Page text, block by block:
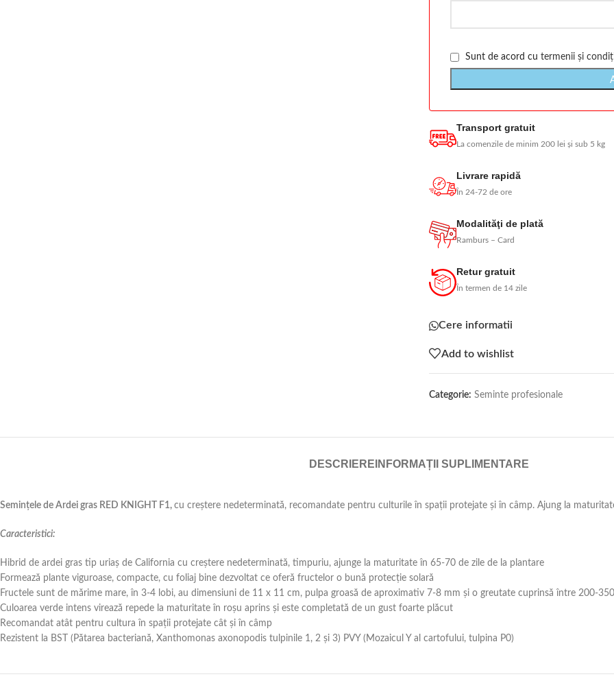
Sunt de acord cu termenii și
Transport gratuit
La comenzile de minim 200 lei și sub 5 kg
Livrare rapidă
În 24-72 de ore
Modalităţi de plată
Ramburs – Card
Retur gratuit
În termen de 14 zile
Cere informatii
Add to wishlist
Categorie: Seminte profesionale
DESCRIERE INFORMAȚII SUPLIMENTARE
Semințele de Ardei gras RED KNIGHT F1, cu creștere nedeterminată, recomandate pentru culturile în spații protejate și în câmp. Ajung la
Caracteristici:
Hibrid de ardei gras tip uriaș de California cu creștere nedeterminată, timpuriu, ajunge la maturitate în 65-70 de zile de la plantare
Formează plante viguroase, compacte, cu foliaj bine dezvoltat ce oferă fructelor o bună protecție solară
Fructele sunt de mărime mare, în 3-4 lobi, au dimensiuni de 11 x 11 cm, pulpa groasă de aproximativ 7-8 mm și o greutate cuprinsă între 200-
Culoarea verde intens virează repede la maturitate în roșu aprins și este completată de un gust foarte plăcut
Recomandat atât pentru cultura în spații protejate cât și în câmp
Rezistent la BST (Pătarea bacteriană, Xanthomonas axonopodis tulpinile 1, 2 și 3) PVY (Mozaicul Y al cartofului, tulpina P0)